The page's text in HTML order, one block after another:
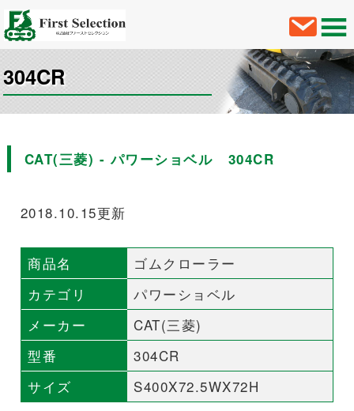
304CR
CAT(三菱) - パワーショベル 304CR
2018.10.15更新
商品名
ゴムクローラー
カテゴリ
パワーショベル
メーカー
CAT(三菱)
型番
304CR
サイズ
S400X72.5WX72H